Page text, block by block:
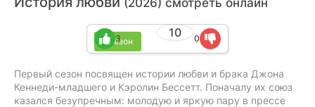
(2026) смотреть онлайн
1 сезон
10
3 0
Первый сезон посвящен истории любви и брака Джона
Кеннеди-младшего и Кэролин Бессетт. Поначалу их союз
казался безупречным: молодую и яркую пару в прессе